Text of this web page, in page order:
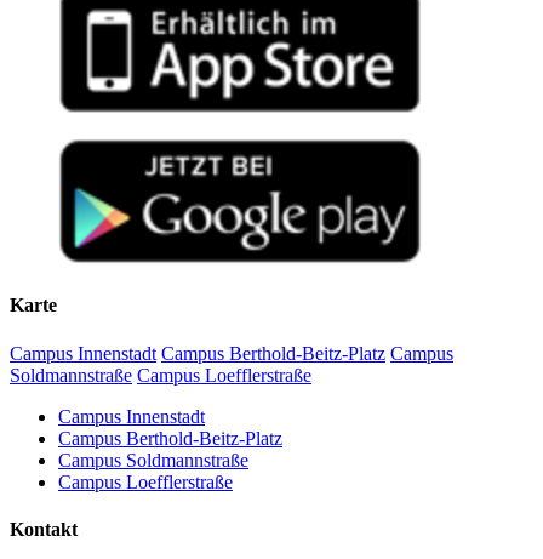
Karte
Campus Innenstadt Campus Berthold-Beitz-Platz Campus
Soldmannstraße Campus Loefflerstraße
Campus Innenstadt
Campus Berthold-Beitz-Platz
Campus Soldmannstraße
Campus Loefflerstraße
Kontakt